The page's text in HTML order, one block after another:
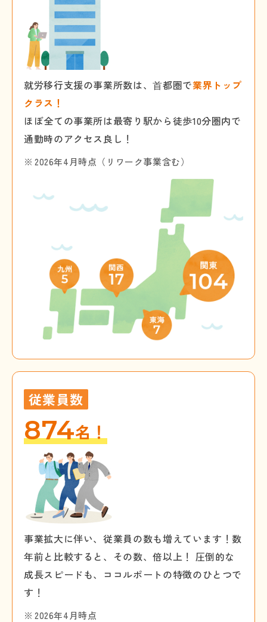
就労移行支援の事業所数は、⾸都圏で業界トップ
クラス！
ほぼ全ての事業所は最寄り駅から徒歩10分圏内で
通勤時のアクセス良し！
2026年4月時点（リワーク事業含む）
従業員数
874名！
事業拡大に伴い、従業員の数も増えています！数
年前と比較すると、その数、倍以上！ 圧倒的な
成長スピードも、ココルポートの特徴のひとつで
す！
2026年4月時点